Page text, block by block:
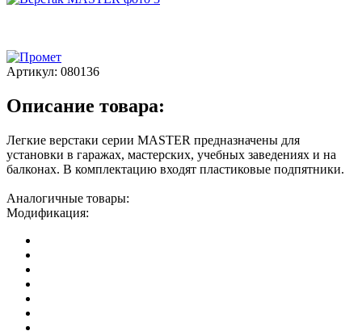
Артикул: 080136
Описание товара:
Легкие верстаки серии MASTER предназначены для
установки в гаражах, мастерских, учебных заведениях и на
балконах. В комплектацию входят пластиковые подпятники.
Аналогичные товары:
Модификация: